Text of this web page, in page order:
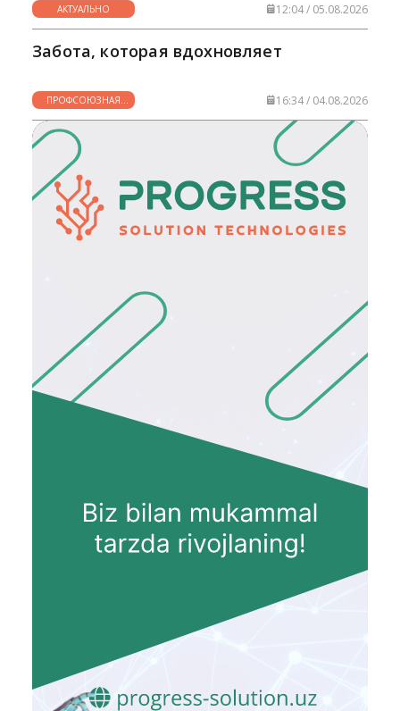
АКТУАЛЬНО 12:04 / 05.08.2026
Забота, которая вдохновляет
ПРОФСОЮЗНАЯ
ЖИЗНЬ
16:34 / 04.08.2026